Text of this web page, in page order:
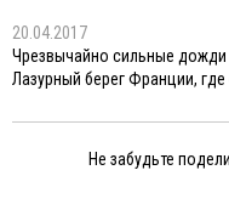
20.04.2017
Чрезвычайно сильные дожди
Лазурный берег Франции,
Не забудьте